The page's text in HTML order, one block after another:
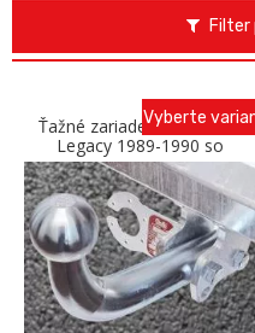
Ťažné zariadenie SUBARU
Legacy 1989-1990 so
skrutkovým odnímaním A
Galia
Vyberte